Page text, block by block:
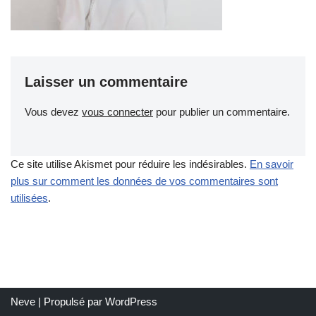
Laisser un commentaire
Vous devez vous connecter pour publier un commentaire.
Ce site utilise Akismet pour réduire les indésirables. En savoir
plus sur comment les données de vos commentaires sont
utilisées.
Neve | Propulsé par WordPress